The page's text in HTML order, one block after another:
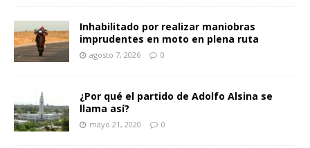
Inhabilitado por realizar maniobras
imprudentes en moto en plena ruta
agosto 7, 2026 0
¿Por qué el partido de Adolfo Alsina se
llama así?
mayo 21, 2020 0